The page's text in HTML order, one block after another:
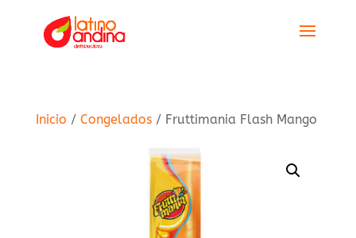
Inicio / Congelados/ Fruttimania Flash Mango